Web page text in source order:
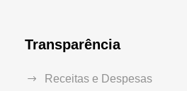
Transparência
Receitas e Despesas